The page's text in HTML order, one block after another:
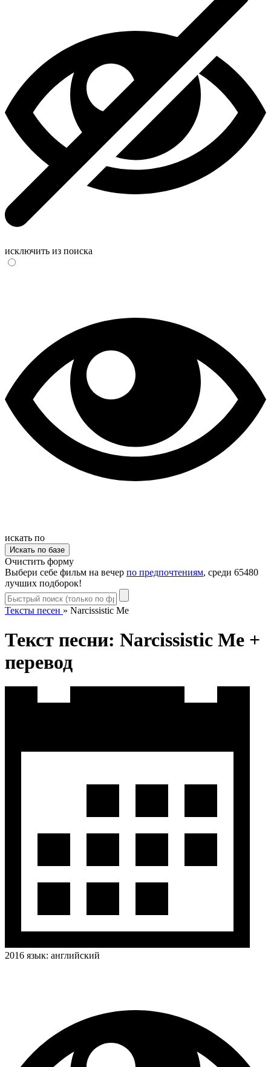
исключить из поиска
искать по
Очистить форму
Выбери себе фильм на вечер по предпочтениям, среди 65480
лучших подборок!
Тексты песен » Narcissistic Me
Текст песни: Narcissistic Me +
перевод
2016 язык: английский